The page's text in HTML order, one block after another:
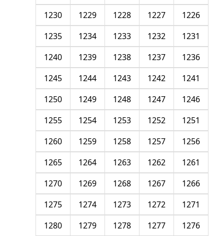
1226
1227
1228
1229
1230
1231
1232
1233
1234
1235
1236
1237
1238
1239
1240
1241
1242
1243
1244
1245
1246
1247
1248
1249
1250
1251
1252
1253
1254
1255
1256
1257
1258
1259
1260
1261
1262
1263
1264
1265
1266
1267
1268
1269
1270
1271
1272
1273
1274
1275
1276
1277
1278
1279
1280